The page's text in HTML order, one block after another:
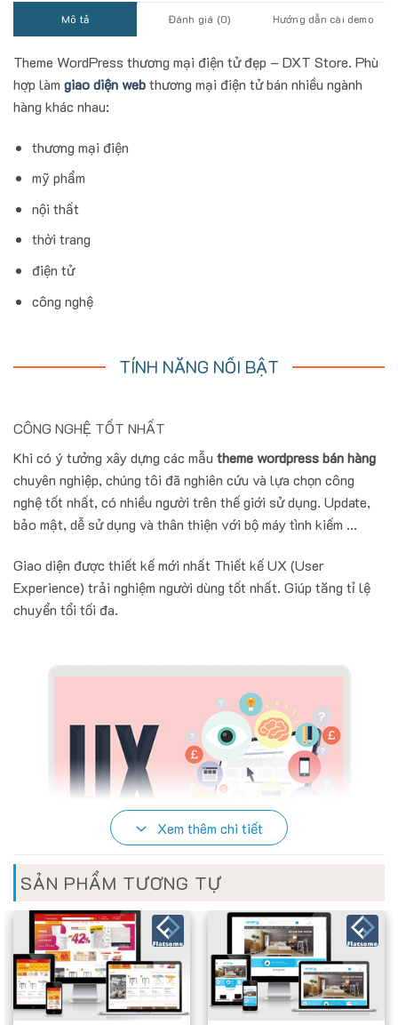
Mô tả Đánh giá (0) Hướng dẫn cài demo
Theme WordPress thương mại điện tử đẹp – DXT Store. Phù
hợp làm giao diện webthương mại điện tử bán nhiều ngành
hàng khác nhau:
thương mại điện
mỹ phẩm
nội thất
thời trang
điện tử
công nghệ
TÍNH NĂNG NỔI BẬT
CÔNG NGHỆ TỐT NHẤT
Khi có ý tưởng xây dựng các mẫu theme wordpress bán hàng
chuyên nghiệp, chúng tôi đã nghiên cứu và lựa chọn công
nghệ tốt nhất, có nhiều người trên thế giới sử dụng. Update,
bảo mật, dễ sử dụng và thân thiện với bộ máy tình kiếm ...
Giao diện được thiết kế mới nhất Thiết kế UX (User
Experience) trải nghiệm người dùng tốt nhất. Giúp tăng tỉ lệ
chuyển tổi tối đa.
HỖ TRỢ TẤT CẢ CÁC THIẾT BỊ DI ĐỘNG
Hiện nay người dùng mobile để tìm hiểu sản phẩm, mua hàng
online trở nên phổ biến thì không có lý do gì website bạn lại
không hỗ trợ giao diện mobile.Vì vậy chúng tôi đã nhanh
chóng áp dụng công nghệ website mobile vào các sản phầm
Xem thêm chi tiết
SẢN PHẨM TƯƠNG TỰ